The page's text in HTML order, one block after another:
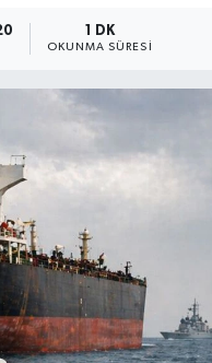
1 DK
OKUNMA SÜRESI